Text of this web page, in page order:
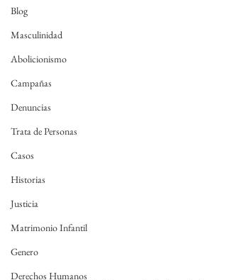
Blog
Masculinidad
Abolicionismo
Campañas
Denuncias
Trata de Personas
Casos
Historias
Justicia
Matrimonio Infantil
Genero
Derechos Humanos